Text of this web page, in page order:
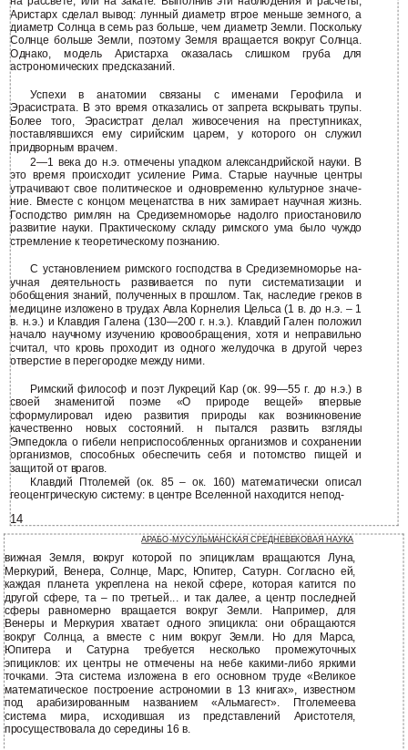
Аристарх сделал вывод: лунный диаметр втрое меньше земного, а
диаметр Солнца в семь раз больше, чем диаметр Земли. Поскольку
Солнце больше Земли, поэтому Земля вращается вокруг Солнца.
Однако, модель Аристарха оказалась слишком груба для
астрономических предсказаний.
Успехи в анатомии связаны с именами Герофила и
Эрасистрата. В это время отказались от запрета вскрывать трупы.
Более того, Эрасистрат делал живосечения на преступниках,
поставлявшихся ему сирийским царем, у которого он служил
придворным врачем.
2—1 века до н.э. отмечены упадком александрийской науки. В
это время происходит усиление Рима. Старые научные центры
утрачивают свое политическое и одновременно культурное значе-
ние. Вместе с концом меценатства в них замирает научная жизнь.
Господство римлян на Средиземноморье надолго приостановило
развитие науки. Практическому складу римского ума было чуждо
стремление к теоретическому познанию.
С установлением римского господства в Средиземноморье на-
учная деятельность развивается по пути систематизации и
обобщения знаний, полученных в прошлом. Так, наследие греков в
медицине изложено в трудах Авла Корнелия Цельса (1 в. до н.э. – 1
в. н.э.) и Клавдия Галена (130—200 г. н.э.). Клавдий Гален положил
начало научному изучению кровообращения, хотя и неправильно
считал, что кровь проходит из одного желудочка в другой через
отверстие в перегородке между ними.
Римский философ и поэт Лукреций Кар (ок. 99—55 г. до н.э.) в
своей знаменитой поэме «О природе вещей» впервые
сформулировал идею развития природы как возникновение
качественно новых состояний. н пытался развить взгляды
Эмпедокла о гибели неприспособленных организмов и сохранении
организмов, способных обеспечить себя и потомство пищей и
защитой от врагов.
Клавдий Птолемей (ок. 85 – ок. 160) математически описал
геоцентрическую систему: в центре Вселенной находится непод-
14
АРАБО-МУСУЛЬМАНСКАЯ СРЕДНЕВЕКОВАЯ НАУКА
вижная Земля, вокруг которой по эпициклам вращаются Луна,
Меркурий, Венера, Солнце, Марс, Юпитер, Сатурн. Согласно ей,
каждая планета укреплена на некой сфере, которая катится по
другой сфере, та – по третьей... и так далее, а центр последней
сферы равномерно вращается вокруг Земли. Например, для
Венеры и Меркурия хватает одного эпицикла: они обращаются
вокруг Солнца, а вместе с ним вокруг Земли. Но для Марса,
Юпитера и Сатурна требуется несколько промежуточных
эпициклов: их центры не отмечены на небе какими-либо яркими
точками. Эта система изложена в его основном труде «Великое
математическое построение астрономии в 13 книгах», известном
под арабизированным названием «Альмагест». Птолемеева
система мира, исходившая из представлений Аристотеля,
просуществовала до середины 16 в.